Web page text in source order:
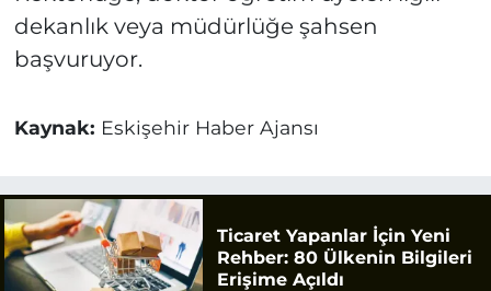
dekanlık veya müdürlüğe şahsen
başvuruyor.
Kaynak: Eskişehir Haber Ajansı
Ticaret Yapanlar İçin Yeni
Rehber: 80 Ülkenin Bilgileri
Erişime Açıldı